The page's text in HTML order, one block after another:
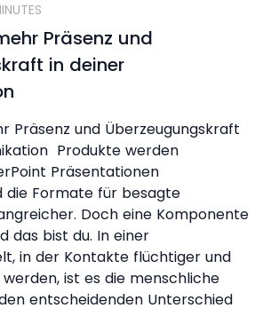
Präsenz und
in deiner
Präsenz und Überzeugungskraft
Produkte werden
Präsentationen
die Formate für besagte
Doch eine Komponente
das bist du. In einer
in der Kontakte flüchtiger und
ist es die menschliche
entscheidenden Unterschied